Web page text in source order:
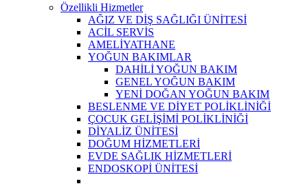
Özellikli Hizmetler
AĞIZ VE DİŞ SAĞLIĞI ÜNİTESİ
ACİL SERVİS
AMELİYATHANE
YOĞUN BAKIMLAR
DAHİLİ YOĞUN BAKIM
GENEL YOĞUN BAKIM
YENİ DOĞAN YOĞUN BAKIM
BESLENME VE DİYET POLİKLİNİĞİ
ÇOCUK GELİŞİMİ POLİKLİNİĞİ
DİYALİZ ÜNİTESİ
DOĞUM HİZMETLERİ
EVDE SAĞLIK HİZMETLERİ
ENDOSKOPİ ÜNİTESİ